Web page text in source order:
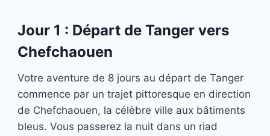
Jour 1 : Départ de Tanger vers
Chefchaouen
Votre aventure de 8 jours au départ de Tanger
commence par un trajet pittoresque en direction
de Chefchaouen, la célèbre ville aux bâtiments
bleus. Vous passerez la nuit dans un riad